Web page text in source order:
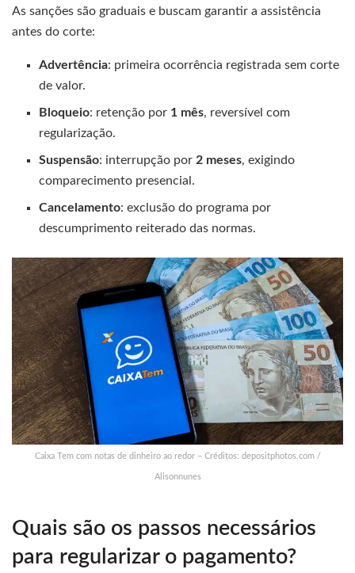
As sanções são graduais e buscam garantir a assistência
antes do corte:
Advertência: primeira ocorrência registrada sem corte
de valor.
Bloqueio: retenção por 1 mês, reversível com
regularização.
Suspensão: interrupção por2 meses, exigindo
comparecimento presencial.
Cancelamento: exclusão do programa por
descumprimento reiterado das normas.
Caixa Tem com notas de dinheiro ao redor – Créditos: depositphotos.com /
Alisonnunes
Quais são os passos necessários
para regularizar o pagamento?